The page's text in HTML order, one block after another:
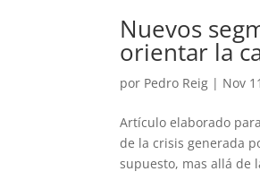
Nuevos
orientar la
por Pedro Reig | Nov
Artículo elaborado
de la crisis generada
supuesto, mas allá de